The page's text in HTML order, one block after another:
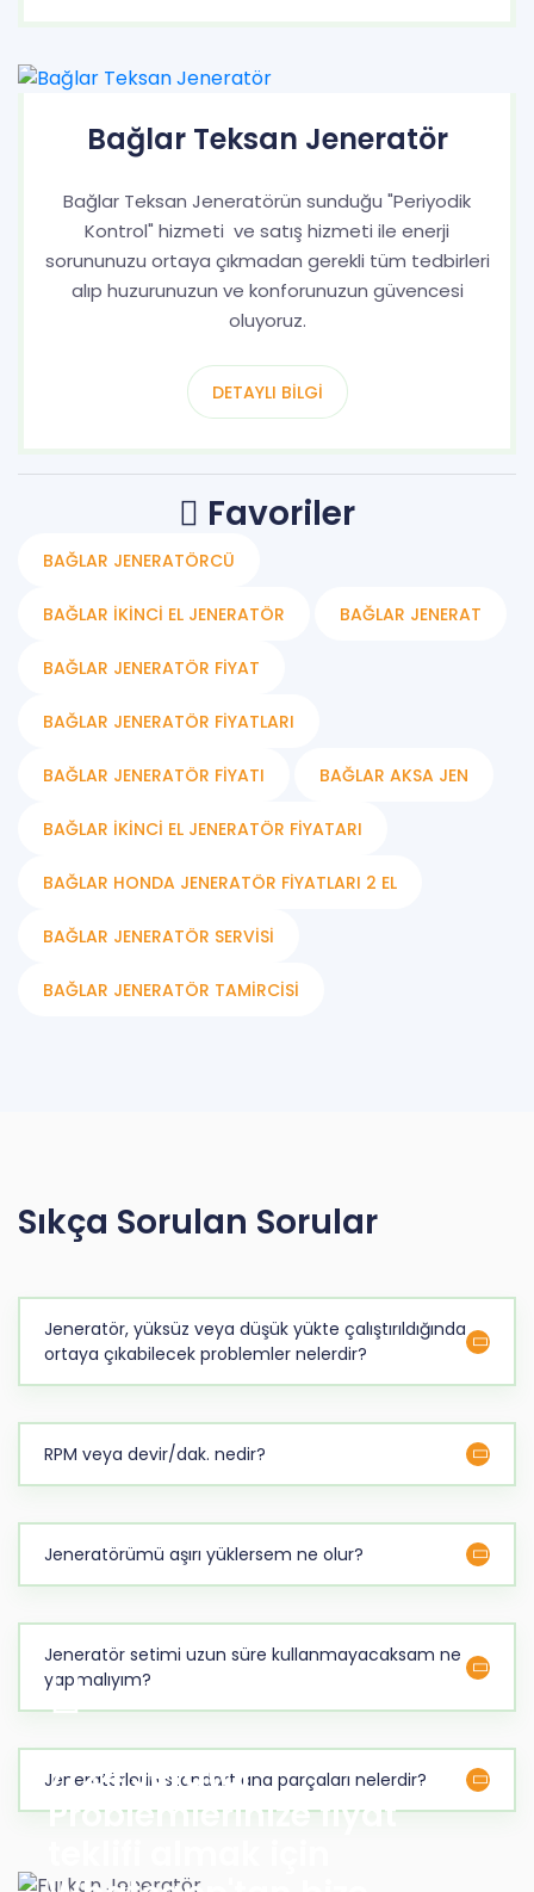
Bağlar Teksan Jeneratör
Bağlar Teksan Jeneratörün sunduğu "Periyodik
Kontrol" hizmeti ve satış hizmeti ile enerji
sorununuzu ortaya çıkmadan gerekli tüm tedbirleri
alıp huzurunuzun ve konforunuzun güvencesi
oluyoruz.
DETAYLI BILGI
Favoriler
BAĞLAR JENERATÖRCÜ
BAĞLAR İKINCI EL JENERATÖR BAĞLAR JENERAT
BAĞLAR JENERATÖR FIYAT
BAĞLAR JENERATÖR FIYATLARI
BAĞLAR JENERATÖR FIYATI BAĞLAR AKSA JEN
BAĞLAR İKINCI EL JENERATÖR FIYATARI
BAĞLAR HONDA JENERATÖR FIYATLARI 2 EL
BAĞLAR JENERATÖR SERVISI
BAĞLAR JENERATÖR TAMIRCISI
Sıkça Sorulan Sorular
Jeneratör, yüksüz veya düşük yükte çalıştırıldığında
ortaya çıkabilecek problemler nelerdir?
RPM veya devir/dak. nedir?
Jeneratörümü aşırı yüklersem ne olur?
Jeneratör setimi uzun süre kullanmayacaksam ne
yapmalıyım?
Jeneratörlerin standart ana parçaları nelerdir?
7/24 Jeratör
Problemlerinize fiyat